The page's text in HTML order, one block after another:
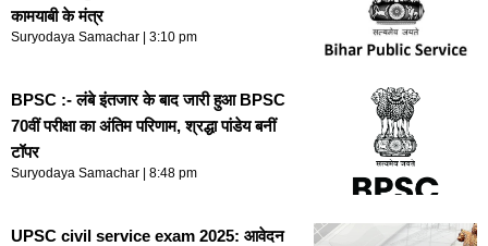
कामयाबी के मंत्र
Suryodaya Samachar 3:10 pm
BPSC :- लंबे इंतजार के बाद जारी हुआ BPSC
70वीं परीक्षा का अंतिम परिणाम, श्रद्धा पांडेय बनीं
टॉपर
Suryodaya Samachar 8:48 pm
UPSC civil service exam 2025: आवेदन